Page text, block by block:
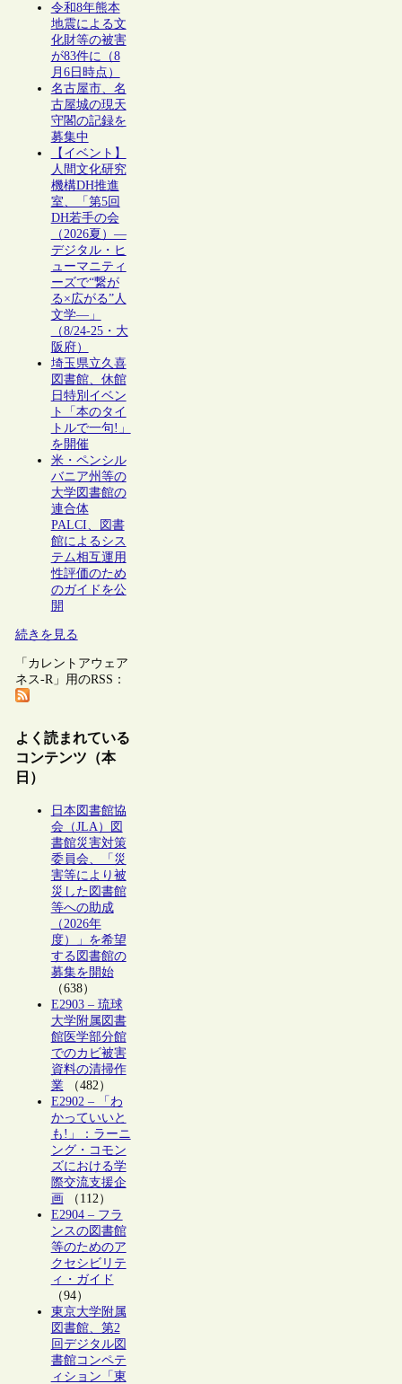
令和8年熊本
地震による文
化財等の被害
が83件に（8
月6日時点）
名古屋市、名
古屋城の現天
守閣の記録を
募集中
【イベント】
人間文化研究
機構DH推進
室、「第5回
DH若手の会
（2026夏）―
デジタル・ヒ
ューマニティ
ーズで“繋が
る×広がる”人
文学―」
（8/24-25・大
阪府）
埼玉県立久喜
図書館、休館
日特別イベン
ト「本のタイ
トルで一句!」
を開催
米・ペンシル
バニア州等の
大学図書館の
連合体
PALCI、図書
館によるシス
テム相互運用
性評価のため
のガイドを公
開
続きを見る
「カレントアウェア
ネス-R」用のRSS：
よく読まれている
コンテンツ（本
日）
日本図書館協
会（JLA）図
書館災害対策
委員会、「災
害等により被
災した図書館
等への助成
（2026年
度）」を希望
する図書館の
募集を開始
（638）
E2903 – 琉球
大学附属図書
館医学部分館
でのカビ被害
資料の清掃作
業（482）
E2902 – 「わ
かっていいと
も!」：ラーニ
ング・コモン
ズにおける学
際交流支援企
画（112）
E2904 – フラ
ンスの図書館
等のためのア
クセシビリテ
ィ・ガイド
（94）
東京大学附属
図書館、第2
回デジタル図
書館コンペテ
ィション「東